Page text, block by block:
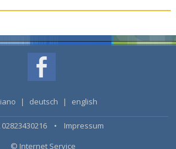
| deutsch | english
02823430216 • Impressum
© Internet Service